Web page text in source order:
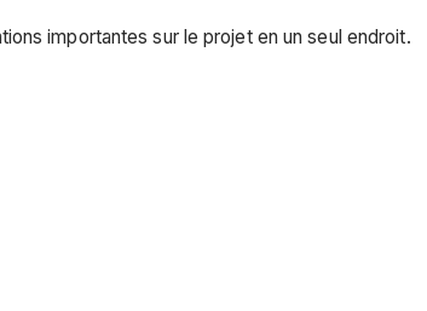
importantes sur le projet en un seul endroit.